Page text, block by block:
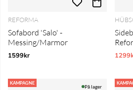
REFORMA
Sofabord 'Salo' -
Messing/Marmor
1599kr
KAMPAGNE
På lager